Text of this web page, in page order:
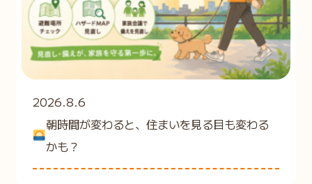
2026.8.6
朝時間が変わると、住まいを見る目も変わる
かも？